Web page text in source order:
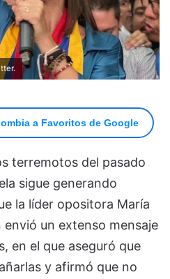
a Favoritos de Google
terremotos del pasado
sigue generando
la líder opositora María
un extenso mensaje
en el que aseguró que
y afirmó que no